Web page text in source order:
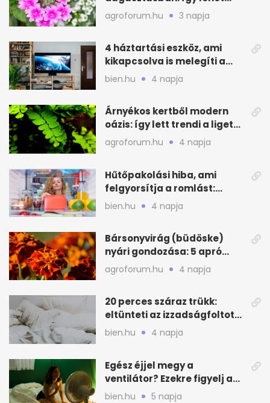
még idén virágos a kert
agroforum.hu 3 napja
4 háztartási eszköz, ami
kikapcsolva is melegíti a
lakást
bien.hu 4 napja
Árnyékos kertből modern
oázis: így lett trendi a ligetes
zöld
agroforum.hu 4 napja
Hűtőpakolási hiba, ami
felgyorsítja a romlást:
zónákra figyelj
bien.hu 4 napja
Bársonyvirág (büdöske)
nyári gondozása: 5 apró
lépés a dús virágzásért
agroforum.hu 4 napja
20 perces száraz trükk:
eltünteti az izzadságfoltot
és a szagot a matracról
bien.hu 4 napja
Egész éjjel megy a
ventilátor? Ezekre figyelj a
hőségben alvásnál
bien.hu 5 napja